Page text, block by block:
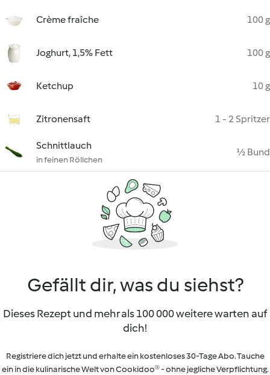
Crème fraîche 100 g
Joghurt, 1,5% Fett 100 g
Ketchup 10 g
Zitronensaft 1 - 2 Spritzer
Schnittlauch
in feinen Röllchen
½ Bund
Gefällt dir, was du siehst?
Dieses Rezept und mehr als 100 000 weitere warten auf
dich!
Registriere dich jetzt und erhalte ein kostenloses 30-Tage Abo. Tauche
ein in die kulinarische Welt von Cookidoo® - ohne jegliche Verpflichtung.